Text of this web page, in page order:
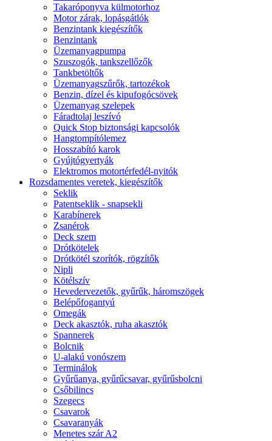
Takaróponyva külmotorhoz
Motor zárak, lopásgátlók
Benzintank kiegészítők
Benzintank
Üzemanyagpumpa
Szuszogók, tankszellőzők
Tankbetöltők
Üzemanyagszűrők, tartozékok
Benzin, dízel és kipufogócsövek
Üzemanyag szelepek
Fáradtolaj leszívó
Quick Stop biztonsági kapcsolók
Hangtompítólemez
Hosszabító karok
Gyújtógyertyák
Elektromos motortérfedél-nyitók
Rozsdamentes veretek, kiegészítők
Seklik
Patentseklik - snapsekli
Karabínerek
Zsanérok
Deck szem
Drótkötelek
Drótkötél szorítók, rögzítők
Nipli
Kötélszív
Hevedervezetők, gyűrűk, háromszögek
Belépőfogantyú
Omegák
Deck akasztók, ruha akasztók
Spannerek
Bolcnik
U-alakú vonószem
Terminálok
Gyűrűanya, gyűrűcsavar, gyűrűsbolcni
Csőbilincs
Szegecs
Csavarok
Csavaranyák
Menetes szár A2